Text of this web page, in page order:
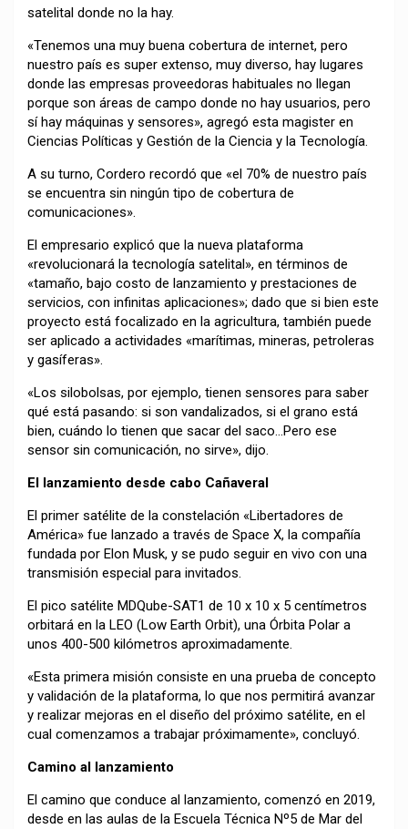
satelital donde no la hay.
«Tenemos una muy buena cobertura de internet, pero
nuestro país es super extenso, muy diverso, hay lugares
donde las empresas proveedoras habituales no llegan
porque son áreas de campo donde no hay usuarios, pero
sí hay máquinas y sensores», agregó esta magister en
Ciencias Políticas y Gestión de la Ciencia y la Tecnología.
A su turno, Cordero recordó que «el 70% de nuestro país
se encuentra sin ningún tipo de cobertura de
comunicaciones».
El empresario explicó que la nueva plataforma
«revolucionará la tecnología satelital», en términos de
«tamaño, bajo costo de lanzamiento y prestaciones de
servicios, con infinitas aplicaciones»; dado que si bien este
proyecto está focalizado en la agricultura, también puede
ser aplicado a actividades «marítimas, mineras, petroleras
y gasíferas».
«Los silobolsas, por ejemplo, tienen sensores para saber
qué está pasando: si son vandalizados, si el grano está
bien, cuándo lo tienen que sacar del saco…Pero ese
sensor sin comunicación, no sirve», dijo.
El lanzamiento desde cabo Cañaveral
El primer satélite de la constelación «Libertadores de
América» fue lanzado a través de Space X, la compañía
fundada por Elon Musk, y se pudo seguir en vivo con una
transmisión especial para invitados.
El pico satélite MDQube-SAT1 de 10 x 10 x 5 centímetros
orbitará en la LEO (Low Earth Orbit), una Órbita Polar a
unos 400-500 kilómetros aproximadamente.
«Esta primera misión consiste en una prueba de concepto
y validación de la plataforma, lo que nos permitirá avanzar
y realizar mejoras en el diseño del próximo satélite, en el
cual comenzamos a trabajar próximamente», concluyó.
Camino al lanzamiento
El camino que conduce al lanzamiento, comenzó en 2019,
desde en las aulas de la Escuela Técnica Nº5 de Mar del